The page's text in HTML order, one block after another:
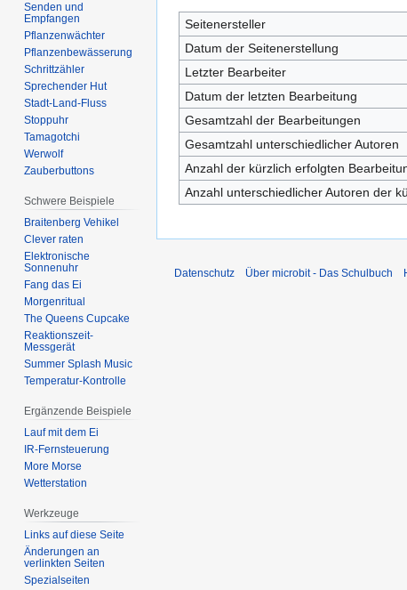
Seitenersteller
Datum der Seitenerstellung
Letzter Bearbeiter
Datum der letzten Bearbeitung
Gesamtzahl der Bearbeitungen
Gesamtzahl unterschiedlicher Autoren
Anzahl der kürzlich erfolgten
Anzahl unterschiedlicher Autoren der
Senden und
Empfangen
Pflanzenwächter
Pflanzenbewässerung
Schrittzähler
Sprechender Hut
Stadt-Land-Fluss
Stoppuhr
Tamagotchi
Werwolf
Zauberbuttons
Schwere Beispiele
Braitenberg Vehikel
Clever raten
Elektronische
Sonnenuhr
Fang das Ei
Morgenritual
The Queens Cupcake
Reaktionszeit-
Messgerät
Summer Splash Music
Temperatur-Kontrolle
Ergänzende Beispiele
Lauf mit dem Ei
IR-Fernsteuerung
More Morse
Wetterstation
Werkzeuge
Links auf diese Seite
Änderungen an
verlinkten Seiten
Spezialseiten
Datenschutz Über microbit - Das Schulbuch